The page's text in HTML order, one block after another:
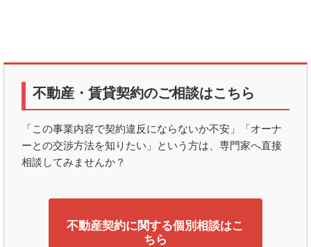
不動産・賃貸契約のご相談はこちら
「この事業内容で契約違反にならないか不安」「オーナ
ーとの交渉方法を知りたい」という方は、専門家へ直接
相談してみませんか？
不動産契約に関する個別相談はこ
ちら